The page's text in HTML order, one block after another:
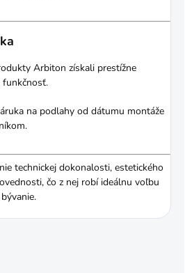
Arbiton získali prestížne
funkčnosť.
na podlahy od dátumu montáže
technickej dokonalosti, estetického
čo z nej robí ideálnu voľbu